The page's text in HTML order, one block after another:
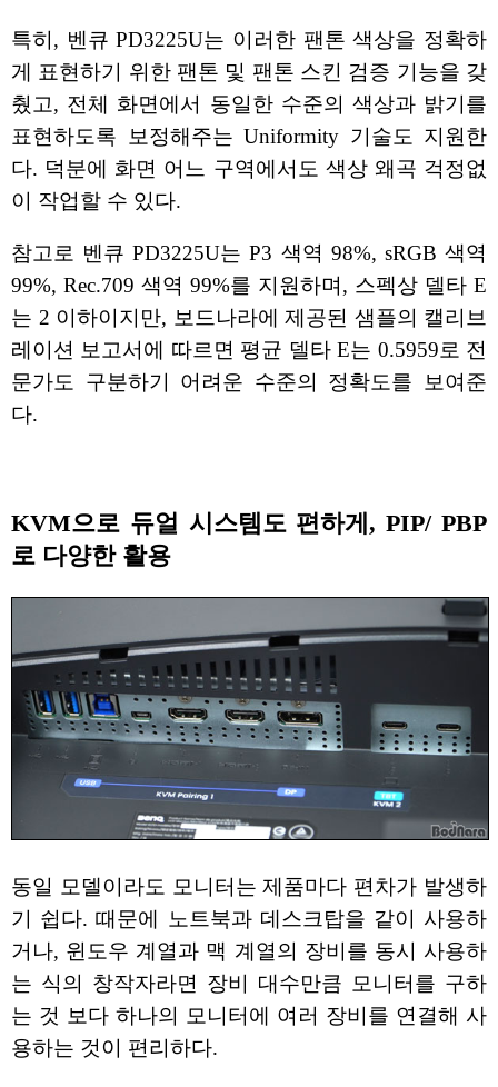
특히, 벤큐 PD3225U는 이러한 팬톤 색상을 정확하
게 표현하기 위한 팬톤 및 팬톤 스킨 검증 기능을 갖
췄고, 전체 화면에서 동일한 수준의 색상과 밝기를
표현하도록 보정해주는 Uniformity 기술도 지원한
다. 덕분에 화면 어느 구역에서도 색상 왜곡 걱정없
이 작업할 수 있다.
참고로 벤큐 PD3225U는 P3 색역 98%, sRGB 색역
99%, Rec.709 색역 99%를 지원하며, 스펙상 델타 E
는 2 이하이지만, 보드나라에 제공된 샘플의 캘리브
레이션 보고서에 따르면 평균 델타 E는 0.5959로 전
문가도 구분하기 어려운 수준의 정확도를 보여준
다.
KVM으로 듀얼 시스템도 편하게, PIP/ PBP
로 다양한 활용
동일 모델이라도 모니터는 제품마다 편차가 발생하
기 쉽다. 때문에 노트북과 데스크탑을 같이 사용하
거나, 윈도우 계열과 맥 계열의 장비를 동시 사용하
는 식의 창작자라면 장비 대수만큼 모니터를 구하
는 것 보다 하나의 모니터에 여러 장비를 연결해 사
용하는 것이 편리하다.